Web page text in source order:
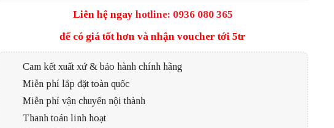
Liên hệ ngay hotline: 0936 080 365
để có giá tốt hơn và nhận voucher tới 5tr
Cam kết xuất xứ & bảo hành chính hãng
Miễn phí lắp đặt toàn quốc
Miễn phí vận chuyển nội thành
Thanh toán linh hoạt